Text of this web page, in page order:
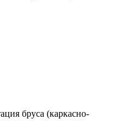
бруса (каркасно-